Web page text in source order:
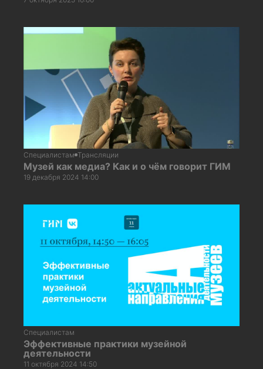
Специалистам Трансляции
Музей как медиа? Как и о чём говорит ГИМ
19 декабря 2024 14:00
Специалистам
Эффективные практики музейной
деятельности
11 октября 2024 14:50